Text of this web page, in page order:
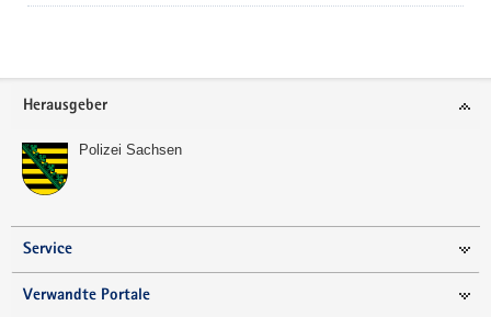
Footer-
Herausgeber
Polizei Sachsen
Service
Verwandte Portale